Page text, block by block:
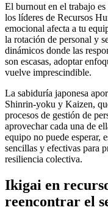
El burnout en el trabajo es
los líderes de Recursos
emocional afecta a tu
la rotación de personal y
dinámicos donde las
son escasas, adoptar
vuelve imprescindible.
La sabiduría japonesa
Shinrin-yoku y Kaizen,
procesos de gestión de
aprovechar cada una de
equipo no puede esperar,
sencillas y efectivas para
resiliencia colectiva.
Ikigai en
reencontrar el